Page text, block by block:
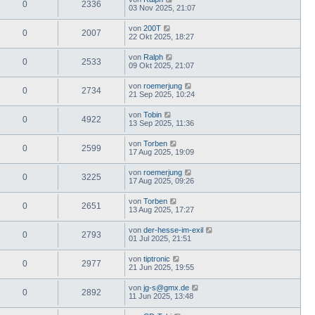
0 2336
03 Nov 2025, 21:07
0 2007 von 200T
22 Okt 2025, 18:27
0 2533 von Ralph
09 Okt 2025, 21:07
0 2734 von roemerjung
21 Sep 2025, 10:24
0 4922 von Tobin
13 Sep 2025, 11:36
0 2599 von Torben
17 Aug 2025, 19:09
0 3225 von roemerjung
17 Aug 2025, 09:26
0 2651 von Torben
13 Aug 2025, 17:27
0 2793 von der-hesse-im-exil
01 Jul 2025, 21:51
0 2977 von tiptronic
21 Jun 2025, 19:55
0 2892 von jg-s@gmx.de
11 Jun 2025, 13:48